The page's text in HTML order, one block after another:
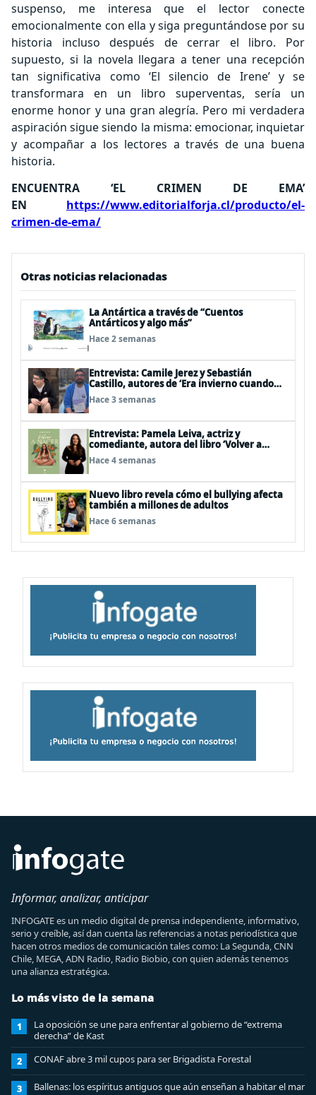
suspenso, me interesa que el lector conecte
emocionalmente con ella y siga preguntándose por su
historia incluso después de cerrar el libro. Por
supuesto, si la novela llegara a tener una recepción
tan significativa como ‘El silencio de Irene’ y se
transformara en un libro superventas, sería un
enorme honor y una gran alegría. Pero mi verdadera
aspiración sigue siendo la misma: emocionar, inquietar
y acompañar a los lectores a través de una buena
historia.
ENCUENTRA ‘EL CRIMEN DE EMA’
EN https://www.editorialforja.cl/producto/el-
crimen-de-ema/
Otras noticias relacionadas
La Antártica a través de “Cuentos
Antárticos y algo más”
Hace 2 semanas
Entrevista: Camile Jerez y Sebastián
Castillo, autores de ‘Era invierno cuando
ocurrió’
Hace 3 semanas
Entrevista: Pamela Leiva, actriz y
comediante, autora del libro ‘Volver a
Nacer’
Hace 4 semanas
Nuevo libro revela cómo el bullying afecta
también a millones de adultos
Hace 6 semanas
Informar, analizar, anticipar
INFOGATE es un medio digital de prensa independiente, informativo,
serio y creíble, así dan cuenta las referencias a notas periodística que
hacen otros medios de comunicación tales como: La Segunda, CNN
Chile, MEGA, ADN Radio, Radio Biobio, con quien además tenemos
una alianza estratégica.
Lo más visto de la semana
1
La oposición se une para enfrentar al gobierno de “extrema
derecha” de Kast
2 CONAF abre 3 mil cupos para ser Brigadista Forestal
3 Ballenas: los espíritus antiguos que aún enseñan a habitar el mar